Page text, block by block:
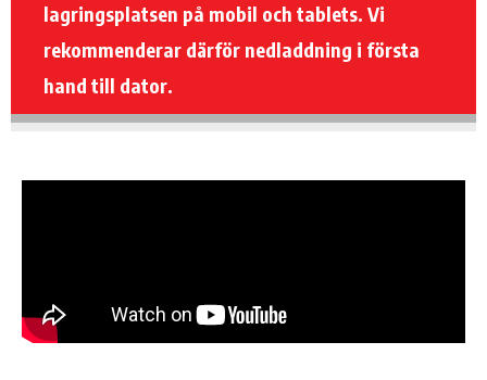
lagringsplatsen på mobil och tablets. Vi
rekommenderar därför nedladdning i första
hand till dator.